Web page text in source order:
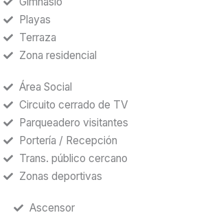
Playas
Terraza
Zona residencial
Área Social
Circuito cerrado de TV
Parqueadero visitantes
Portería / Recepción
Trans. público cercano
Zonas deportivas
Ascensor